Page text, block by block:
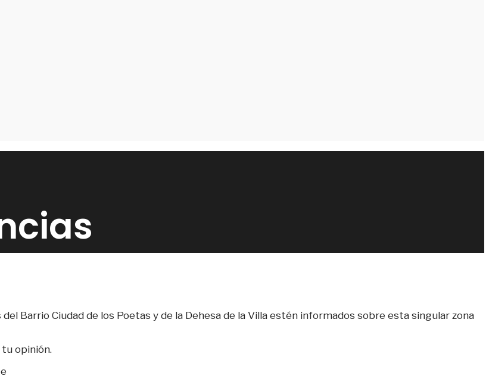
Barrio Ciudad de los Poetas y de la Dehesa de la Villa estén informados sobre esta singular zona
opinión.